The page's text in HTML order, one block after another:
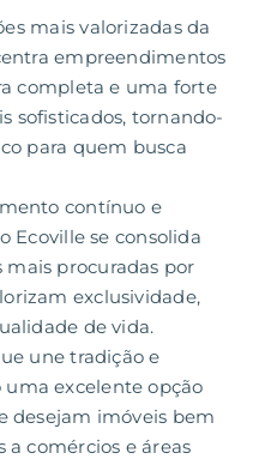
mais valorizadas da
empreendimentos
completa e uma forte
sofisticados, tornando-
para quem busca
contínuo e
Ecoville se consolida
mais procuradas por
exclusividade,
de vida.
une tradição e
excelente opção
desejam imóveis bem
a comércios e áreas